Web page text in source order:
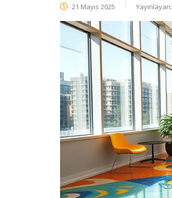
21 Mayıs 2025 Yayınlayan: